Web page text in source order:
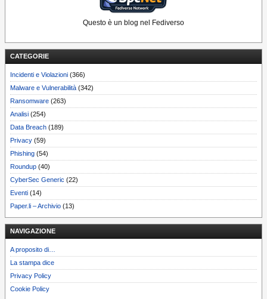
Questo è un blog nel Fediverso
CATEGORIE
Incidenti e Violazioni (366)
Malware e Vulnerabilità (342)
Ransomware (263)
Analisi (254)
Data Breach (189)
Privacy (59)
Phishing (54)
Roundup (40)
CyberSec Generic (22)
Eventi (14)
Paper.li – Archivio (13)
NAVIGAZIONE
A proposito di…
La stampa dice
Privacy Policy
Cookie Policy